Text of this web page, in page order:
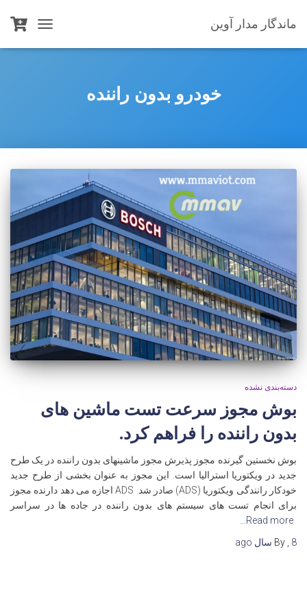
ماندگار مدار آوین
TOGGLE
NAVIGATION
خودرو بدون راننده
دسته‌بندی نشده
بوش مجوز سرعت تست ماشین های
بدون راننده را فراهم کرد.
بوش نخستین گیرنده مجوز پذیرش مجوز ماشینهای بدون راننده در یک طرح
جدید در ویکتوریا استرالیا است. این مجوز به عنوان بخشی از طرح جدید
خودکار رانندگی ویکتوریا (ADS) صادر شد. ADS اجازه می دهد دارنده مجوز
برای انجام تست های سیستم های بدون راننده در جاده ها در سراسر
Read more…
By , 8 سال